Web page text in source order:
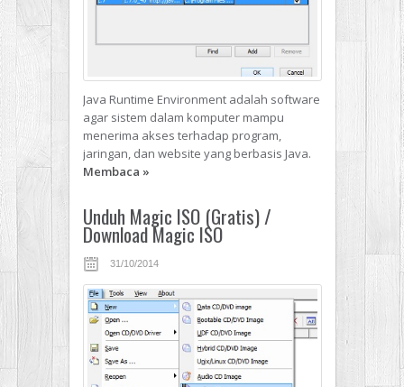
Java Runtime Environment adalah software
agar sistem dalam komputer mampu
menerima akses terhadap program,
jaringan, dan website yang berbasis Java.
Membaca »
Unduh Magic ISO (Gratis) /
Download Magic ISO
31/10/2014